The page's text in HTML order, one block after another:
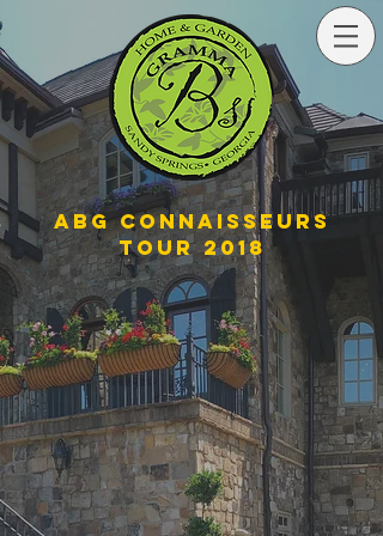
ABG CONNAISSEURS
TOUR 2018